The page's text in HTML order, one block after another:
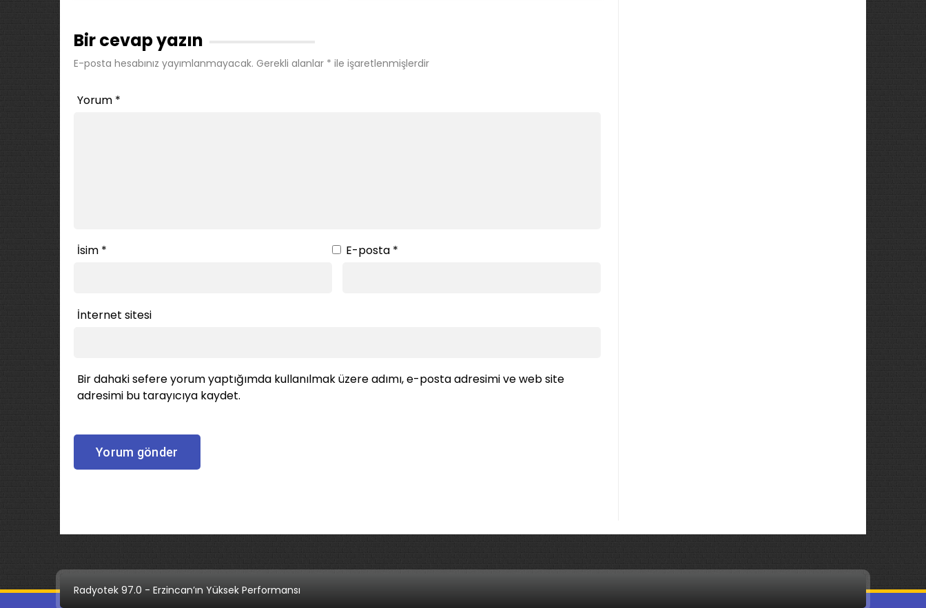
Bir cevap yazın
E-posta hesabınız yayımlanmayacak. Gerekli alanlar * ile işaretlenmişlerdir
Yorum *
İsim * E-posta *
İnternet sitesi
Bir dahaki sefere yorum yaptığımda kullanılmak üzere adımı, e-posta adresimi ve web site
adresimi bu tarayıcıya kaydet.
Radyotek 97.0 - Erzincan’ın Yüksek Performansı